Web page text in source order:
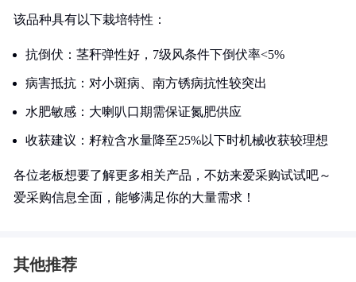
该品种具有以下栽培特性：
抗倒伏：茎秆弹性好，7级风条件下倒伏率<5%
病害抵抗：对小斑病、南方锈病抗性较突出
水肥敏感：大喇叭口期需保证氮肥供应
收获建议：籽粒含水量降至25%以下时机械收获较理想
各位老板想要了解更多相关产品，不妨来爱采购试试吧～
爱采购信息全面，能够满足你的大量需求！
其他推荐